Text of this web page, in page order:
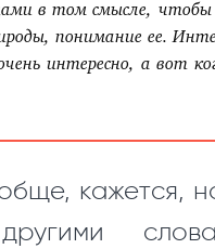
в том смысле, чтобы
понимание ее.
интересно, а вот
кажется,